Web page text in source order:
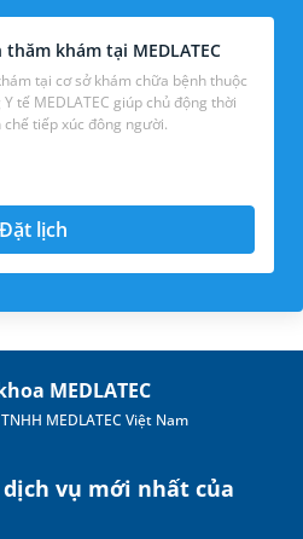
khám tại MEDLATEC
tại cơ sở khám chữa bệnh thuộc
tế MEDLATEC giúp chủ động thời
gian, hạn chế tiếp xúc đông người.
Đặt lịch
MEDLATEC
MEDLATEC Việt Nam
vụ mới nhất của